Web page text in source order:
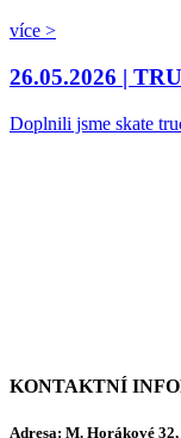
více >
26.05.2026 |
Doplnili jsme skate
KONTAKTNÍ
Adresa: M. Horákové